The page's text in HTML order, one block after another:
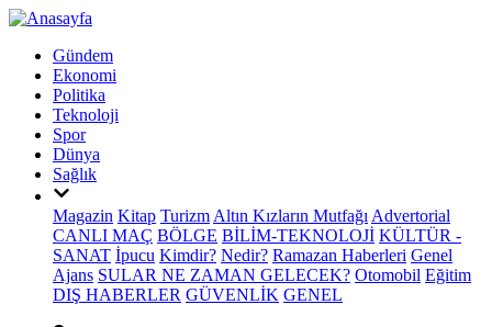
Gündem
Ekonomi
Politika
Teknoloji
Spor
Dünya
Sağlık
Magazin Kitap Turizm Altın Kızların Mutfağı Advertorial
CANLI MAÇ BÖLGE BİLİM-TEKNOLOJİ KÜLTÜR -
SANAT İpucu Kimdir? Nedir? Ramazan Haberleri Genel
Ajans SULAR NE ZAMAN GELECEK? Otomobil Eğitim
DIŞ HABERLER GÜVENLİK GENEL